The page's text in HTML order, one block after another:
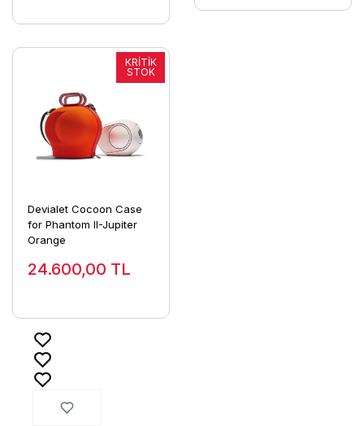
Devialet Cocoon Case
for Phantom II-Jupiter
Orange
24.600,00 TL